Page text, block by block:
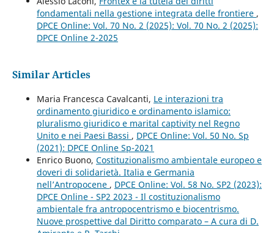
fondamentali nella gestione integrata delle frontiere ,
DPCE Online: Vol. 70 No. 2 (2025): Vol. 70 No. 2 (2025):
DPCE Online 2-2025
Similar Articles
Maria Francesca Cavalcanti, Le interazioni tra
ordinamento giuridico e ordinamento islamico:
pluralismo giuridico e marital captivity nel Regno
Unito e nei Paesi Bassi , DPCE Online: Vol. 50 No. Sp
(2021): DPCE Online Sp-2021
Enrico Buono, Costituzionalismo ambientale europeo e
doveri di solidarietà. Italia e Germania
nell’Antropocene , DPCE Online: Vol. 58 No. SP2 (2023):
DPCE Online - SP2 2023 - Il costituzionalismo
ambientale fra antropocentrismo e biocentrismo.
Nuove prospettive dal Diritto comparato – A cura di D.